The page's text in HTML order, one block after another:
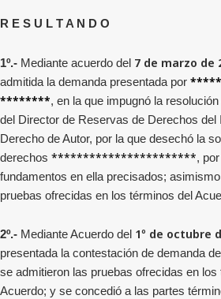
R E S U L T A N D O
1º.- Mediante acuerdo del 7 de marzo de
admitida la demanda presentada por
********, en la que impugnó la resolución
del Director de Reservas de Derechos del
Derecho de Autor, por la que desechó la
derechos ***********************,
fundamentos en ella precisados;
pruebas ofrecidas en los términos del
2º.- Mediante Acuerdo del 1º de octubre
presentada la contestación de demanda
se admitieron las pruebas ofrecidas en
Acuerdo; y se concedió a las partes